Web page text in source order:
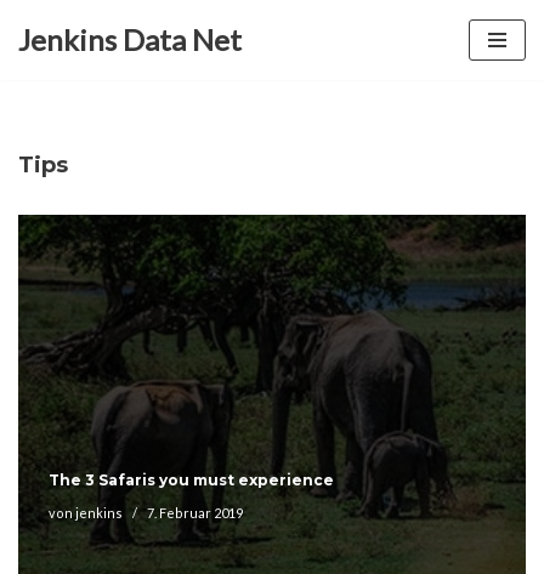
Jenkins Data Net
Tips
The 3 Safaris you must experience
von jenkins 7. Februar 2019